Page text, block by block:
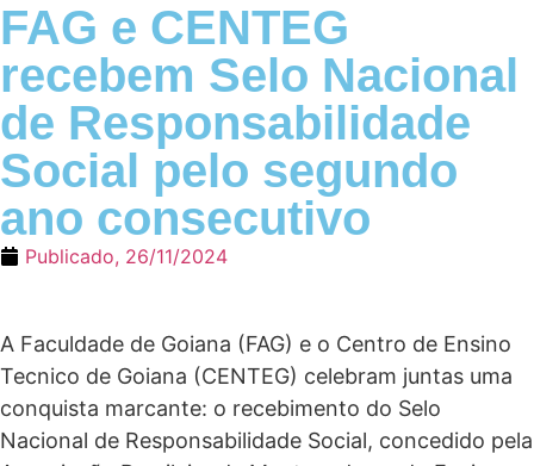
FAG e CENTEG
recebem Selo Nacional
de Responsabilidade
Social pelo segundo
ano consecutivo
Publicado, 26/11/2024
A Faculdade de Goiana (FAG) e o Centro de Ensino
Tecnico de Goiana (CENTEG) celebram juntas uma
conquista marcante: o recebimento do Selo
Nacional de Responsabilidade Social, concedido pela